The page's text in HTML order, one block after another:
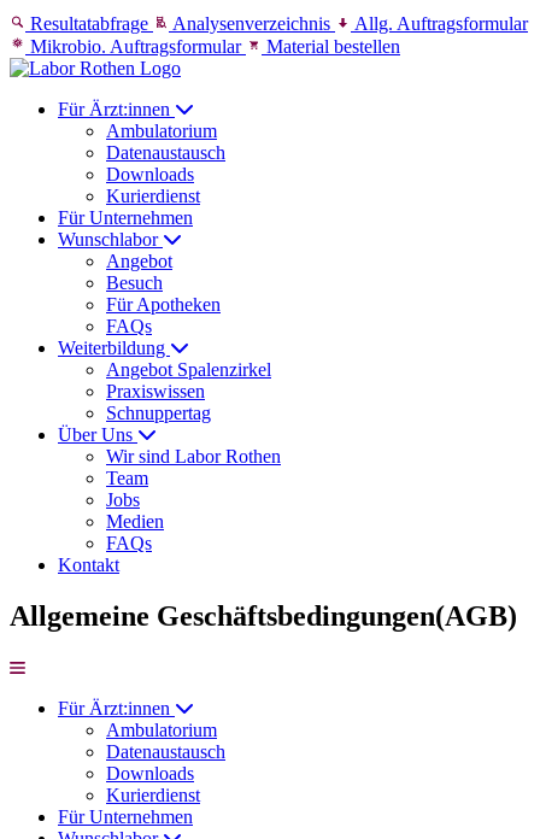
Skip to content
Resultatabfrage Analysenverzeichnis
Allg. Auftragsformular
Mikrobio. Auftragsformular
Material bestellen
Für Ärzt:innen
Ambulatorium
Datenaustausch
Downloads
Kurierdienst
Für Unternehmen
Wunschlabor
Angebot
Besuch
Für Apotheken
FAQs
Weiterbildung
Angebot Spalenzirkel
Praxiswissen
Schnuppertag
Über Uns
Wir sind Labor Rothen
Team
Jobs
Medien
FAQs
Kontakt
Allgemeine Geschäftsbedingungen(AGB)
Für Ärzt:innen
Ambulatorium
Datenaustausch
Downloads
Kurierdienst
Für Unternehmen